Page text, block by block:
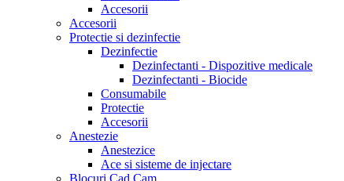
Accesorii
Accesorii
Protectie si dezinfectie
Dezinfectie
Dezinfectanti - Dispozitive medicale
Dezinfectanti - Biocide
Consumabile
Protectie
Accesorii
Anestezie
Anestezice
Ace si sisteme de injectare
Blocuri Cad Cam